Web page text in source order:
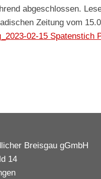
abgeschlossen.
Zeitung vom
02-15 Spatenstich
Breisgau gGmbH
14